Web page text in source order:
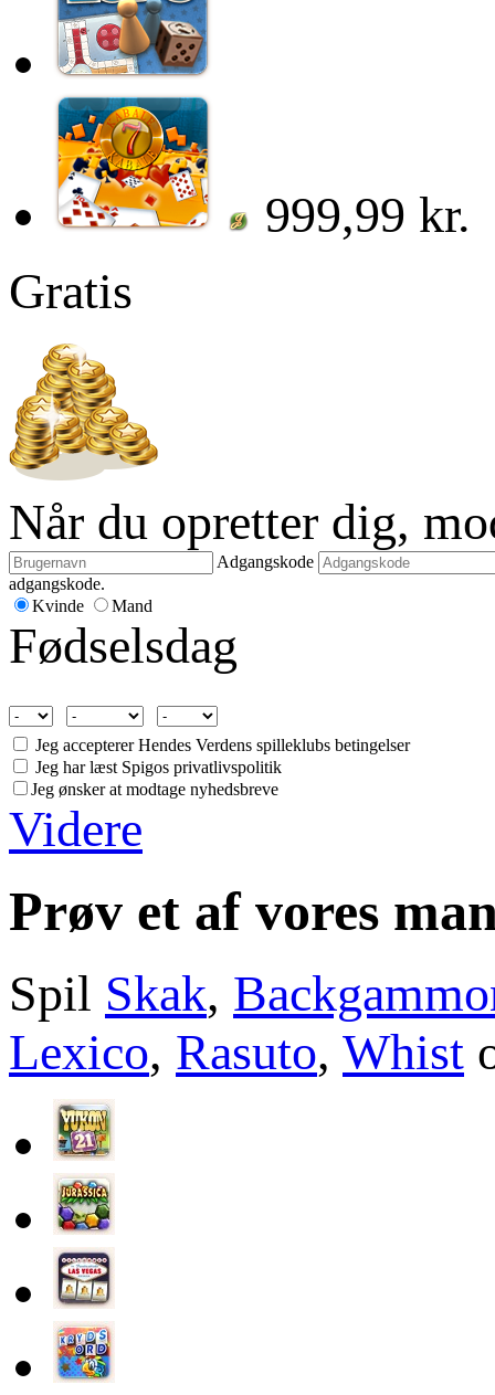
999,99 kr.
Gratis
Når du opretter dig,
Adgangskode
adgangskode.
Kvinde
Mand
Fødselsdag
Jeg accepterer Hendes Verdens spilleklubs betingelser
Jeg har læst Spigos privatlivspolitik
Jeg ønsker at modtage nyhedsbreve
Videre
Prøv et af vores
Spil Skak,
Lexico, Rasuto, Whist